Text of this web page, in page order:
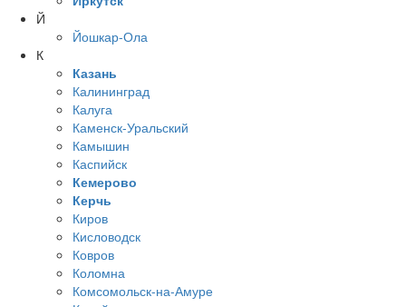
Й
Йошкар-Ола
К
Казань
Калининград
Калуга
Каменск-Уральский
Камышин
Каспийск
Кемерово
Керчь
Киров
Кисловодск
Ковров
Коломна
Комсомольск-на-Амуре